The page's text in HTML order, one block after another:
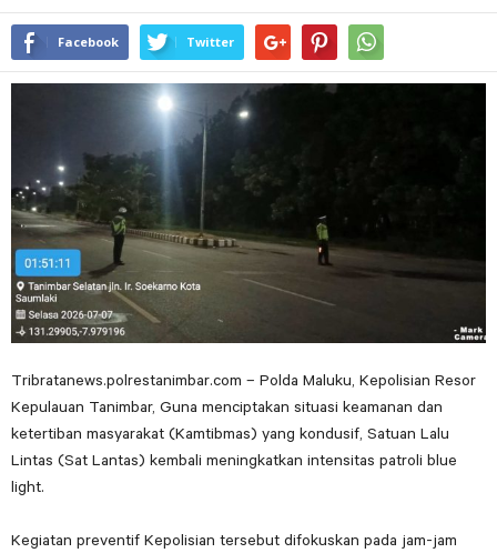
Facebook Twitter
Tribratanews.polrestanimbar.com – Polda Maluku, Kepolisian Resor
Kepulauan Tanimbar, Guna menciptakan situasi keamanan dan
ketertiban masyarakat (Kamtibmas) yang kondusif, Satuan Lalu
Lintas (Sat Lantas) kembali meningkatkan intensitas patroli blue
light.
Kegiatan preventif Kepolisian tersebut difokuskan pada jam-jam